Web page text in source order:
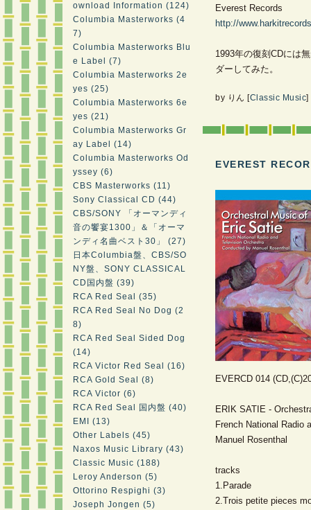
ownload Information (124)
Columbia Masterworks (4
7)
Columbia Masterworks Blu
e Label (7)
Columbia Masterworks 2e
yes (25)
Columbia Masterworks 6e
yes (21)
Columbia Masterworks Gr
ay Label (14)
Columbia Masterworks Od
yssey (6)
CBS Masterworks (11)
Sony Classical CD (44)
CBS/SONY 「オーマンディ
音の饗宴1300」＆「オーマ
ンディ名曲ベスト30」 (27)
日本Columbia盤、CBS/SO
NY盤、SONY CLASSICAL
CD国内盤 (39)
RCA Red Seal (35)
RCA Red Seal No Dog (2
8)
RCA Red Seal Sided Dog
(14)
RCA Victor Red Seal (16)
RCA Gold Seal (8)
RCA Victor (6)
RCA Red Seal 国内盤 (40)
EMI (13)
Other Labels (45)
Naxos Music Library (43)
Classic Music (188)
Leroy Anderson (5)
Ottorino Respighi (3)
Joseph Jongen (5)
Everest Records
http://
1993年の復刻CDには
ダーしてみた。
by りん [Classic Music]
EVEREST
EVERCD 014
ERIK SATIE -
French National Radio
Manuel Rosenthal
tracks
1.Parade
2.Trois petite pieces